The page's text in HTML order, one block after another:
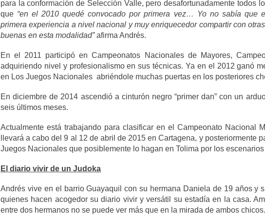
para la conformación de Selección Valle, pero desafortunadamente todos
que “en el 2010 quedé convocado por primera vez… Yo no sabía que
primera experiencia a nivel nacional y muy enriquecedor compartir con
buenas en esta modalidad”afirma Andrés.
En el 2011 participó en Campeonatos Nacionales de Mayores,
adquiriendo nivel y profesionalismo en sus técnicas. Ya en el 2012 ganó
en Los Juegos Nacionales abriéndole muchas puertas en los posteriores
En diciembre de 2014 ascendió a cinturón negro “primer dan” con un
seis últimos meses.
Actualmente está trabajando para clasificar en el Campeonato Nacional
llevará a cabo del 9 al 12 de abril de 2015 en Cartagena, y posteriormente
Juegos Nacionales que posiblemente lo hagan en Tolima por los
El diario vivir de un Judoka
Andrés vive en el barrio Guayaquil con su hermana Daniela de 19 años y
quienes hacen acogedor su diario vivir y versátil su estadía en la casa.
entre dos hermanos no se puede ver más que en la mirada de ambos chicos.